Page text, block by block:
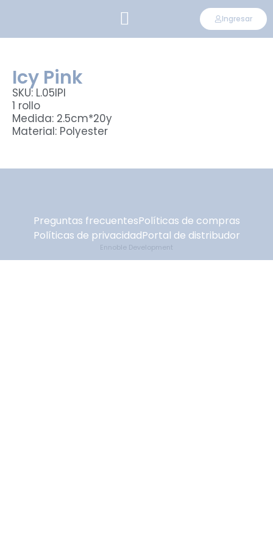
Ingresar
Icy Pink
SKU: L.05IPI
1 rollo
Medida: 2.5cm*20y
Material: Polyester
Preguntas frecuentesPolíticas de compras
Políticas de privacidadPortal de distribudor
Ennoble Development